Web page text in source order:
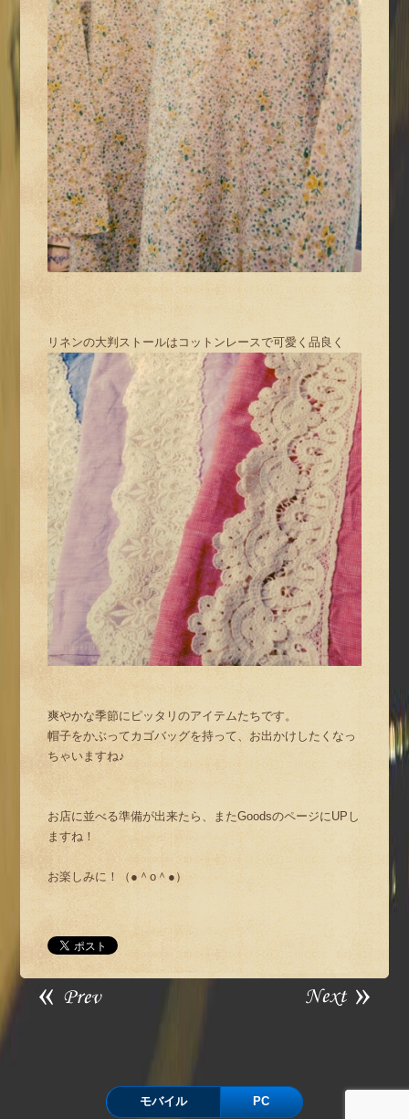
リネンの大判ストールはコットンレースで可愛く品良く
爽やかな季節にピッタリのアイテムたちです。
帽子をかぶってカゴバッグを持って、お出かけしたくなっ
ちゃいますね♪
お店に並べる準備が出来たら、またGoodsのページにUPし
ますね！
お楽しみに！（●＾o＾●）
モバイル PC